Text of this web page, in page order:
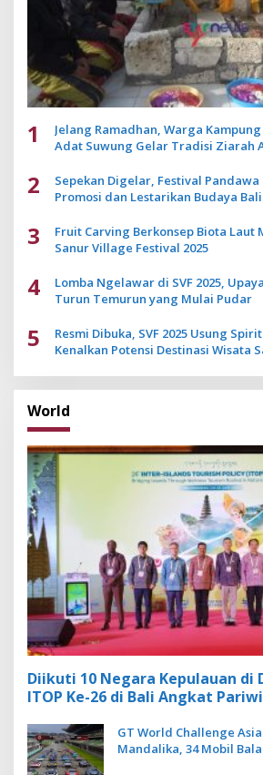
1
Jelang Ramadhan, Warga
Adat Suwung Gelar Tradisi Ziarah
2
Sepekan Digelar, Festival Pandawa
Promosi dan Lestarikan Budaya Bali
3
Fruit Carving Berkonsep Biota Laut
Sanur Village Festival 2025
4
Lomba Ngelawar di SVF 2025,
Turun Temurun yang Mulai Pudar
5
Resmi Dibuka, SVF 2025 Usung
Kenalkan Potensi Destinasi Wisata
World
Diikuti 10 Negara Kepulauan di
ITOP Ke-26 di Bali Angkat
GT World Challenge
Mandalika, 34 Mobil